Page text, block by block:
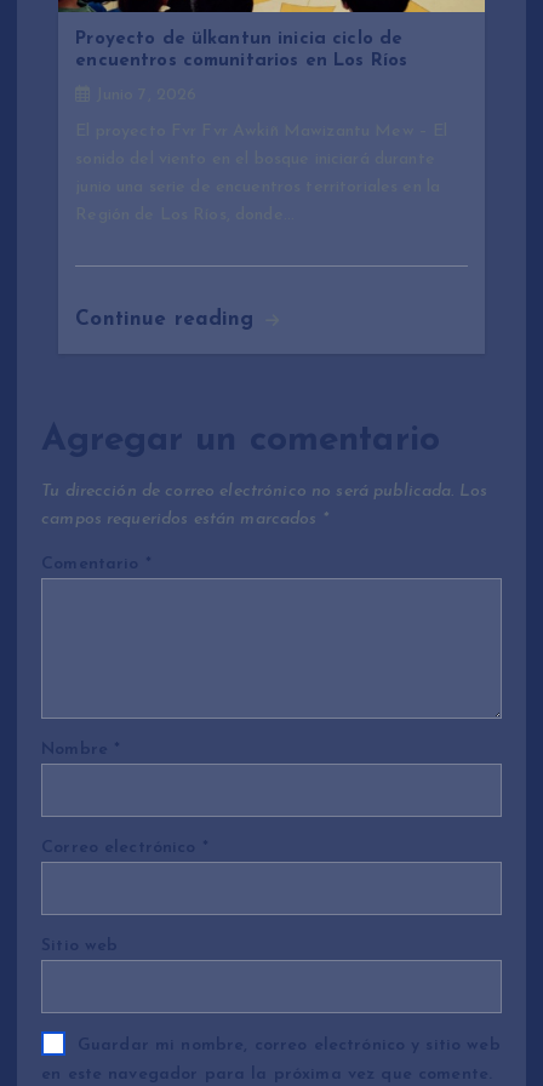
Proyecto de ülkantun inicia ciclo de
encuentros comunitarios en Los Ríos
Continue reading
Agregar un comentario
Tu dirección de correo electrónico no será publicada. Los
campos requeridos están marcados *
Comentario *
Nombre *
Correo electrónico *
Sitio web
Guardar mi nombre, correo electrónico y sitio web
en este navegador para la próxima vez que comente.